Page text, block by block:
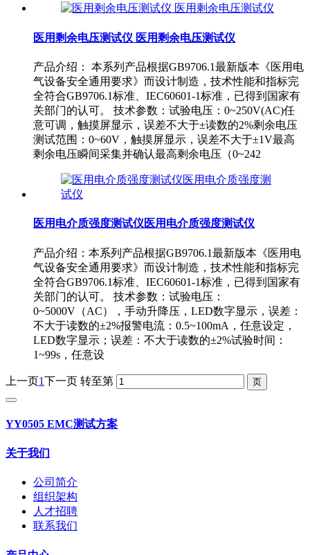
医用剩余电压测试仪 医用剩余电压测试仪
产品介绍： 本系列产品根据GB9706.1最新版本《医用电
气设备安全通用要求》而设计制造，技术性能和指标完
全符合GB9706.1标准、IEC60601-1标准，已得到国家有
关部门的认可。 技术参数：试验电压：0~250V(AC)任
意可调，触摸屏显示，误差不大于±读数的2%剩余电压
测试范围：0~60V，触摸屏显示，误差不大于±1V最高
剩余电压瞬间采集并确认最高剩余电压（0~242
医用电介质强度测试仪医用电介质强度测试仪
产品介绍：本系列产品根据GB9706.1最新版本《医用电
气设备安全通用要求》而设计制造，技术性能和指标完
全符合GB9706.1标准、IEC60601-1标准，已得到国家有
关部门的认可。 技术参数：试验电压：
0~5000V（AC），手动升降压，LED数字显示，误差：
不大于读数的±2%报警电流：0.5~100mA，任意设定，
LED数字显示；误差：不大于读数的±2%试验时间：
1~99s，任意设
上一页1下一页 转至第
YY0505 EMC测试方案
关于我们
公司简介
组织架构
人才招聘
联系我们